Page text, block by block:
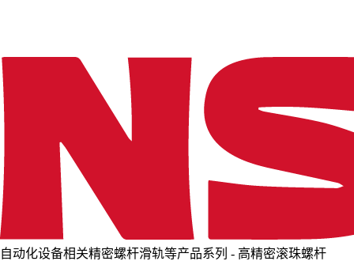
自动化设备相关精密螺杆滑轨等产品系列 - 高精密滚珠螺杆